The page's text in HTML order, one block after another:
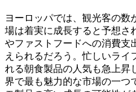
ヨーロッパでは、観光客の数
場は着実に成長すると予想さ
やファストフードへの消費支
えられるだろう。忙しいラ
れる朝食製品の人気も急上昇
界で最も魅力的な市場の一つ